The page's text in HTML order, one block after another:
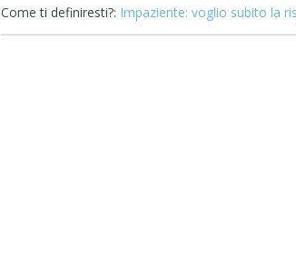
Come ti definiresti?: Impaziente: voglio subito la